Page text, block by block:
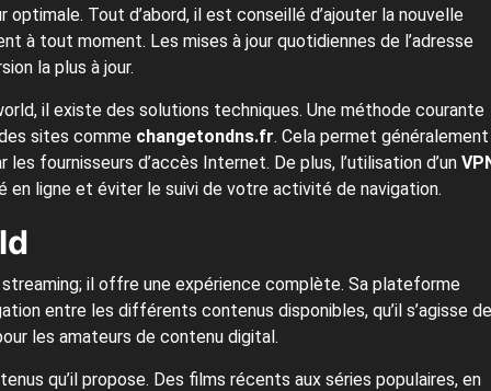
Tout d’abord, il est conseillé d’ajouter la nouvelle
à tout moment. Les mises à jour quotidiennes de l’adresse
la plus à jour.
il existe des solutions techniques. Une méthode courante
sites comme changetondns.fr. Cela permet généralement
fournisseurs d’accès Internet. De plus, l’utilisation d’un
ligne et éviter le suivi de votre activité de navigation.
il offre une expérience complète. Sa plateforme
entre les différents contenus disponibles, qu’il s’agisse de
les amateurs de contenu digital.
qu’il propose. Des films récents aux séries populaires, en